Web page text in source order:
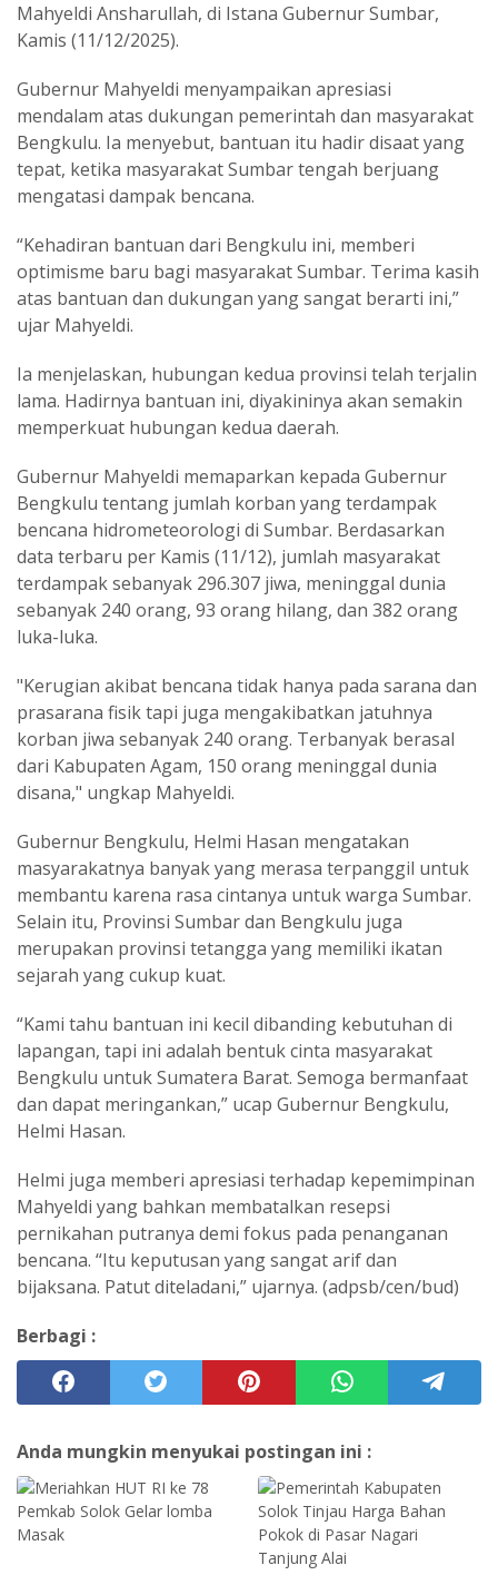
Mahyeldi Ansharullah, di Istana Gubernur Sumbar,
Kamis (11/12/2025).
Gubernur Mahyeldi menyampaikan apresiasi
mendalam atas dukungan pemerintah dan masyarakat
Bengkulu. Ia menyebut, bantuan itu hadir disaat yang
tepat, ketika masyarakat Sumbar tengah berjuang
mengatasi dampak bencana.
“Kehadiran bantuan dari Bengkulu ini, memberi
optimisme baru bagi masyarakat Sumbar. Terima kasih
atas bantuan dan dukungan yang sangat berarti ini,”
ujar Mahyeldi.
Ia menjelaskan, hubungan kedua provinsi telah terjalin
lama. Hadirnya bantuan ini, diyakininya akan semakin
memperkuat hubungan kedua daerah.
Gubernur Mahyeldi memaparkan kepada Gubernur
Bengkulu tentang jumlah korban yang terdampak
bencana hidrometeorologi di Sumbar. Berdasarkan
data terbaru per Kamis (11/12), jumlah masyarakat
terdampak sebanyak 296.307 jiwa, meninggal dunia
sebanyak 240 orang, 93 orang hilang, dan 382 orang
luka-luka.
"Kerugian akibat bencana tidak hanya pada sarana dan
prasarana fisik tapi juga mengakibatkan jatuhnya
korban jiwa sebanyak 240 orang. Terbanyak berasal
dari Kabupaten Agam, 150 orang meninggal dunia
disana," ungkap Mahyeldi.
Gubernur Bengkulu, Helmi Hasan mengatakan
masyarakatnya banyak yang merasa terpanggil untuk
membantu karena rasa cintanya untuk warga Sumbar.
Selain itu, Provinsi Sumbar dan Bengkulu juga
merupakan provinsi tetangga yang memiliki ikatan
sejarah yang cukup kuat.
“Kami tahu bantuan ini kecil dibanding kebutuhan di
lapangan, tapi ini adalah bentuk cinta masyarakat
Bengkulu untuk Sumatera Barat. Semoga bermanfaat
dan dapat meringankan,” ucap Gubernur Bengkulu,
Helmi Hasan.
Helmi juga memberi apresiasi terhadap kepemimpinan
Mahyeldi yang bahkan membatalkan resepsi
pernikahan putranya demi fokus pada penanganan
bencana. “Itu keputusan yang sangat arif dan
bijaksana. Patut diteladani,” ujarnya. (adpsb/cen/bud)
Berbagi :
Anda mungkin menyukai postingan ini :